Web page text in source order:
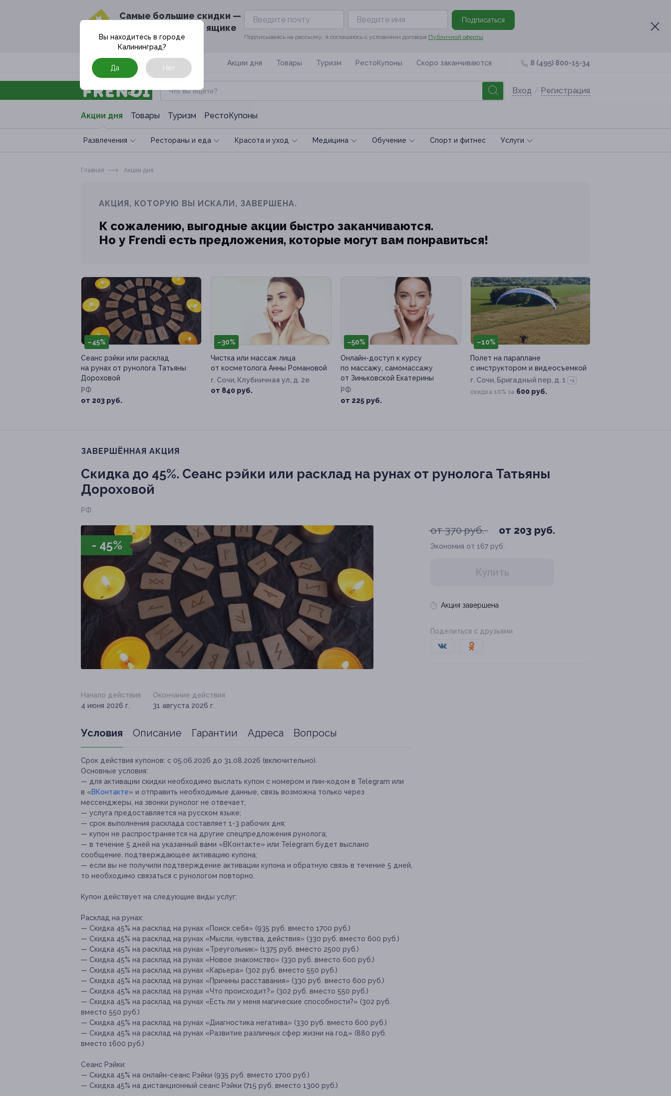
Cамые большие скидки —
в твоём почтовом ящике
Подписаться
Подписываясь на рассылку, я соглашаюсь с условиями договора Публичной оферты
Москва Акции дня Товары Туризм РестоКупоны Скоро заканчиваются 8 (495) 800-15-34
Вход / Регистрация
Акции дня Товары Туризм РестоКупоны
Развлечения Рестораны и еда Красота и уход Медицина Обучение Спoрт и фитнес Услуги
Вы находитесь в городе
Калининград?
Да Нет
Главная Акции дня
АКЦИЯ, КОТОРУЮ ВЫ ИСКАЛИ, ЗАВЕРШЕНА.
К сожалению, выгодные акции быстро заканчиваются.
Но у Frendi есть предложения, которые могут вам понравиться!
–45%
Сеанс рэйки или расклад
на рунах от рунолога Татьяны
Дороховой
РФ
от 203 руб.
–30%
Чистка или массаж лица
от косметолога Анны Романовой
г. Сочи, Клубничная ул, д. 2е
от 840 руб.
–50%
Онлайн-доступ к курсу
по массажу, самомассажу
от Зиньковской Екатерины
РФ
от 225 руб.
–10%
Полет на параплане
с инструктором и видеосъемкой
г. Сочи, Бригадный пер, д. 1
+1
скидка 10% за 600 руб.
ЗАВЕРШЁННАЯ АКЦИЯ
Скидка до 45%. Сеанс рэйки или расклад на рунах от рунолога Татьяны
Дороховой
РФ
- 45%
от 370 руб. от 203 руб.
Экономия от 167 руб.
Купить
Акция завершена
Поделиться с друзьями
Начало действия
4 июня 2026 г.
Окончание действия
31 августа 2026 г.
Условия Описание Гарантии Адреса Вопросы
Срок действия купонов: с 05.06.2026 до 31.08.2026 (включительно).
Основные условия:
— для активации скидки необходимо выслать купон с номером и пин-кодом в Telegram или
в «ВКонтакте» и отправить необходимые данные, связь возможна только через
мессенджеры, на звонки рунолог не отвечает;
— услуга предоставляется на русском языке;
— срок выполнения расклада составляет 1-3 рабочих дня;
— купон не распространяется на другие спецпредложения рунолога;
— в течение 5 дней на указанный вами «ВКонтакте» или Telegram будет выслано
сообщение, подтверждающее активацию купона;
— если вы не получили подтверждение активации купона и обратную связь в течение 5 дней,
то необходимо связаться с рунологом повторно.
Купон действует на следующие виды услуг:
Расклад на рунах:
— Скидка 45% на расклад на рунах «Поиск себя» (935 руб. вместо 1700 руб.)
— Скидка 45% на расклад на рунах «Мысли, чувства, действия» (330 руб. вместо 600 руб.)
— Скидка 45% на расклад на рунах «Треугольник» (1375 руб. вместо 2500 руб.)
— Скидка 45% на расклад на рунах «Новое знакомство» (330 руб. вместо 600 руб.)
— Скидка 45% на расклад на рунах «Карьера» (302 руб. вместо 550 руб.)
— Скидка 45% на расклад на рунах «Причины расставания» (330 руб. вместо 600 руб.)
— Скидка 45% на расклад на рунах «Что происходит?» (302 руб. вместо 550 руб.)
— Скидка 45% на расклад на рунах «Есть ли у меня магические способности?» (302 руб.
вместо 550 руб.)
— Скидка 45% на расклад на рунах «Диагностика негатива» (330 руб. вместо 600 руб.)
— Скидка 45% на расклад на рунах «Развитие различных сфер жизни на год» (880 руб.
вместо 1600 руб.)
Сеанс Рэйки:
— Скидка 45% на онлайн-сеанс Рэйки (935 руб. вместо 1700 руб.)
— Скидка 45% на дистанционный сеанс Рэйки (715 руб. вместо 1300 руб.)